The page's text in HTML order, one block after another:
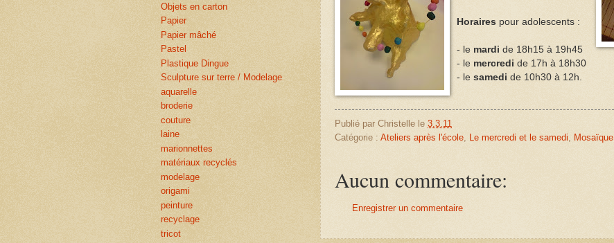
Horaires pour adolescents :
- le mardi de 18h15 à 19h45
- le mercredi de 17h à 18h30
- le samedi de 10h30 à 12h.
Publié par Christelle le 3.3.11
Catégorie : Ateliers après l'école Le mercredi et le samedi Mosaïque
Aucun commentaire:
Enregistrer un commentaire
Objets en carton
Papier
Papier mâché
Pastel
Plastique Dingue
Sculpture sur terre / Modelage
aquarelle
broderie
couture
laine
marionnettes
matériaux recyclés
modelage
origami
peinture
recyclage
tricot